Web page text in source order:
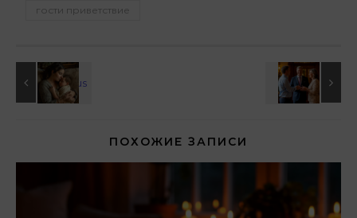
гости приветствие
ПОХОЖИЕ ЗАПИСИ